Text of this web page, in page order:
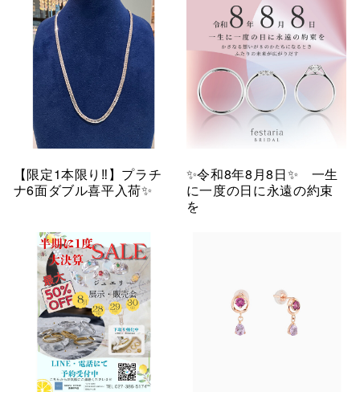
【限定1本限り‼︎】プラチ
ナ6面ダブル喜平入荷✨
✨令和8年8月8日✨ 一生
に一度の日に永遠の約束
を